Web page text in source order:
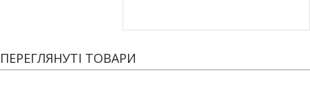
ПЕРЕГЛЯНУТІ ТОВАРИ